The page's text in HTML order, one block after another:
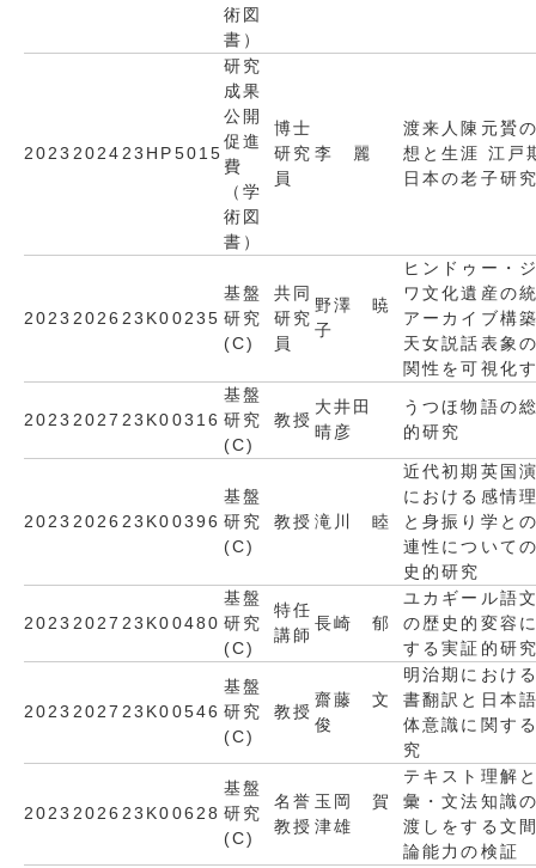
術図
書）
2023 2024 23HP5015
研究
成果
公開
促進
費
（学
術図
書）
博士
研究
員
李 麗
渡来人陳元贇
想と生涯 江戸
日本の老子研
2023 2026 23K00235
基盤
研究
(C)
共同
研究
員
野澤 暁
子
ヒンドゥー・
ワ文化遺産の
アーカイブ構
天女説話表象
関性を可視化
2023 2027 23K00316
基盤
研究
(C)
教授
大井田
晴彦
うつほ物語の
的研究
2023 2026 23K00396
基盤
研究
(C)
教授 滝川 睦
近代初期英国
における感情
と身振り学と
連性について
史的研究
2023 2027 23K00480
基盤
研究
(C)
特任
講師
長崎 郁
ユカギール語
の歴史的変容
する実証的研
2023 2027 23K00546
基盤
研究
(C)
教授
齋藤 文
俊
明治期におけ
書翻訳と日本
体意識に関す
究
2023 2026 23K00628
基盤
研究
(C)
名誉
教授
玉岡 賀
津雄
テキスト理解
彙・文法知識
渡しをする文
論能力の検証